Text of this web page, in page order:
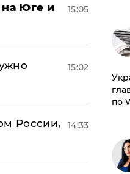
на Юге и
15:05
15:02
России,
14:33
по